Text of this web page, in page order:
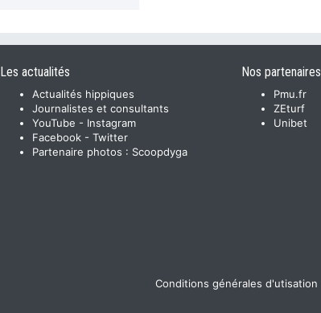
Les actualités
Actualités hippiques
Journalistes et consultants
YouTube - Instagram
Facebook - Twitter
Partenaire photos : Scoopdyga
Nos partenaires
Pmu.fr
ZEturf
Unibet
Conditions générales d'utisation